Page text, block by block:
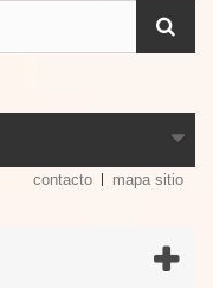
contacto mapa sitio